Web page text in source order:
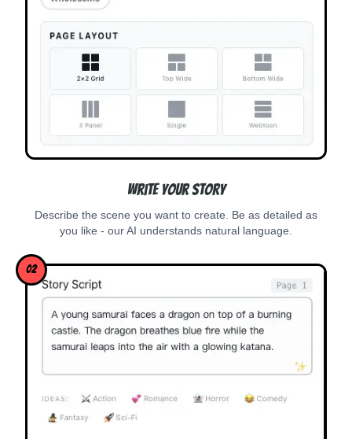
Write Your Story
Describe the scene you want to create. Be as detailed as
you like - our AI understands natural language.
02